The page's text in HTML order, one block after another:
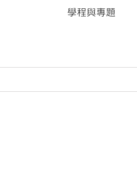
學程與專題